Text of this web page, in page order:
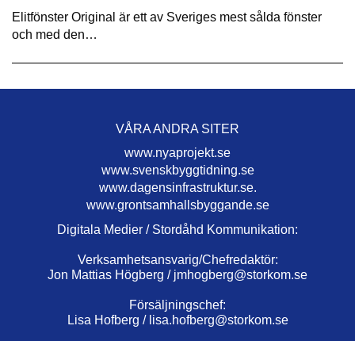
Elitfönster Original är ett av Sveriges mest sålda fönster
och med den…
VÅRA ANDRA SITER
www.nyaprojekt.se
www.svenskbyggtidning.se
www.dagensinfrastruktur.se.
www.grontsamhallsbyggande.se
Digitala Medier / Stordåhd Kommunikation:
Verksamhetsansvarig/Chefredaktör:
Jon Mattias Högberg / jmhogberg@storkom.se
Försäljningschef:
Lisa Hofberg / lisa.hofberg@storkom.se